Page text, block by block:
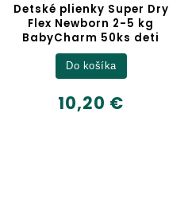
Detské plienky Super Dry
Flex Newborn 2-5 kg
BabyCharm 50ks deti
10,20 €
Do košíka